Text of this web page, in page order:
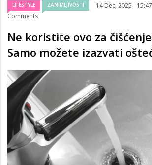
LIFESTYLE ZANIMLJIVOSTI 14 Dec, 2025 - 15:47
Comments
Ne koristite ovo za
Samo možete izazvati